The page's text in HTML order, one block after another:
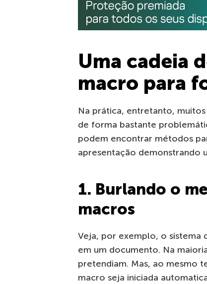
Uma cadeia
macro para
Na prática, entretanto,
de forma bastante
podem encontrar métodos
apresentação demonstrando
1. Burlando o
macros
Veja, por exemplo, o sistema
em um documento. Na
pretendiam. Mas, ao mesmo
macro seja iniciada